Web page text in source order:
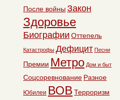
После войны Закон
Здоровье
Биографии Оттепель
Катастрофы Дефицит Песни
Премии Метро Дом и быт
Соцсоревнование Разное
Юбилеи ВОВ Терроризм